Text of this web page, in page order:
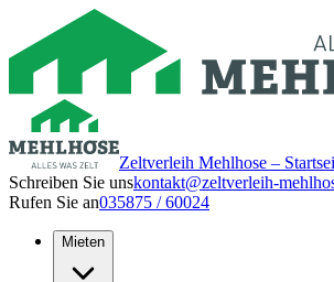
Zeltverleih Mehlhose –
Schreiben Sie unskontakt@zeltverleih-
Rufen Sie an035875 / 60024
Mieten